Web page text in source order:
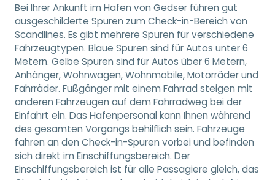
Bei Ihrer Ankunft im Hafen von Gedser führen gut
ausgeschilderte Spuren zum Check-in-Bereich von
Scandlines. Es gibt mehrere Spuren für verschiedene
Fahrzeugtypen. Blaue Spuren sind für Autos unter 6
Metern. Gelbe Spuren sind für Autos über 6 Metern,
Anhänger, Wohnwagen, Wohnmobile, Motorräder und
Fahrräder. Fußgänger mit einem Fahrrad steigen mit
anderen Fahrzeugen auf dem Fahrradweg bei der
Einfahrt ein. Das Hafenpersonal kann Ihnen während
des gesamten Vorgangs behilflich sein. Fahrzeuge
fahren an den Check-in-Spuren vorbei und befinden
sich direkt im Einschiffungsbereich. Der
Einschiffungsbereich ist für alle Passagiere gleich, das